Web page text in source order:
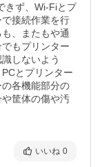
きず、Wi-Fiとプ
接続作業を行
、またもや通
もプリンター
しないよう
とプリンター
各機能部分の
筐体の傷や汚
いいね 0